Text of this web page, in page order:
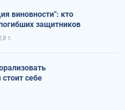
виновности": кто
защитников
т.
себе